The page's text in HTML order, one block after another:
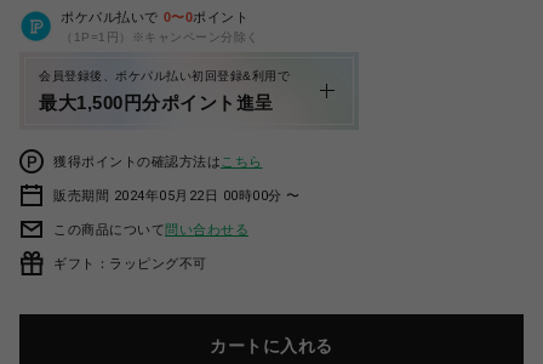
ポケパル払いで 0〜0ポイント
（1P=1円）※キャンペーン分除く
会員登録後、ポケパル払い初回登録&利用で
最大1,500円分ポイント進呈
獲得ポイントの確認方法は こちら
販売期間 2024年05月22日 00時00分 〜
この商品について問い合わせる
ギフト：ラッピング不可
カートに入れる